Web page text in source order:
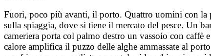
Fuori, poco più avanti, il porto. Quattro uomini con la
sulla spiaggia, dove si tiene il mercato del pesce. Un
cameriera porta col palmo destro un vassoio con
calore amplifica il puzzo delle alghe ammassate al